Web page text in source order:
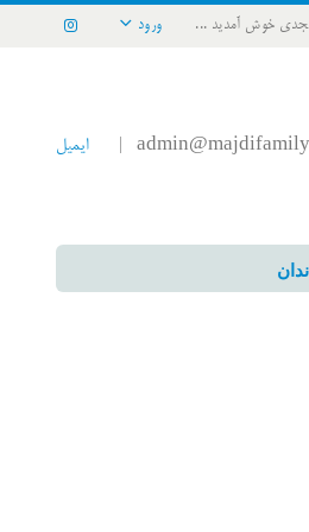
خوش آمدید ... ورود
ایمیل